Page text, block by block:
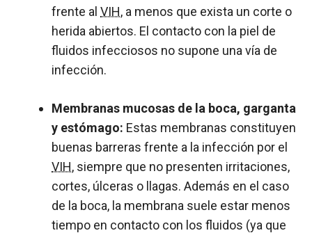
frente al VIH, a menos que exista un corte o
herida abiertos. El contacto con la piel de
fluidos infecciosos no supone una vía de
infección.
Membranas mucosas de la boca, garganta
y estómago: Estas membranas constituyen
buenas barreras frente a la infección por el
VIH, siempre que no presenten irritaciones,
cortes, úlceras o llagas. Además en el caso
de la boca, la membrana suele estar menos
tiempo en contacto con los fluidos (ya que